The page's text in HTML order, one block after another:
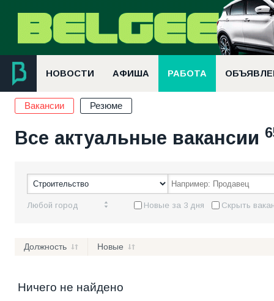
НОВОСТИ АФИША РАБОТА
Вакансии Резюме
Все актуальные вакансии
Любой город Новые за 3 дня Скрыть
Должность Новые
Ничего не найдено